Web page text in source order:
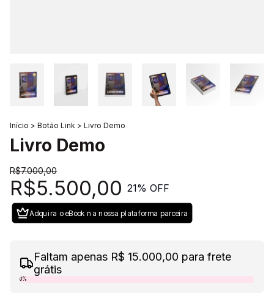
Início > Botão Link > Livro Demo
Livro Demo
R$7.000,00
R$5.500,00 21% OFF
Adquira o eBook na nossa plataforma parceira
Faltam apenas R$ 15.000,00 para frete
grátis
0%